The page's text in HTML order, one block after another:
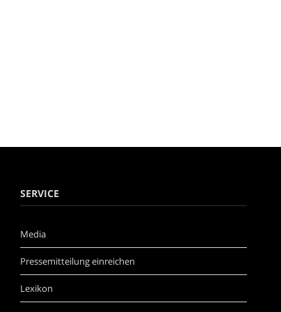
SERVICE
Media
Pressemitteilung einreichen
Lexikon